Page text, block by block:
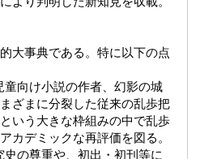
大事典である。特に以下の点
向け小説の作者、幻影の城
ざまに分裂した従来の乱歩把
いう大きな枠組みの中で乱歩
カデミックな再評価を図る。
の尊重や、初出・初刊等に